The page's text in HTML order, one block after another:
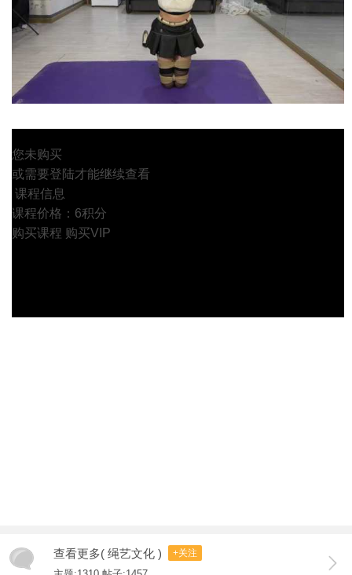
您未购买
或需要登陆才能继续查看
课程信息
课程价格：6积分
购买课程 购买VIP
查看更多( 绳艺文化 ) +关注